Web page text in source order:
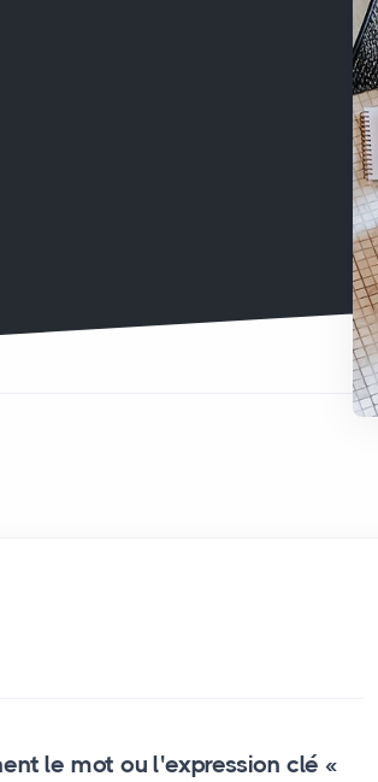
le mot ou l'expression clé «